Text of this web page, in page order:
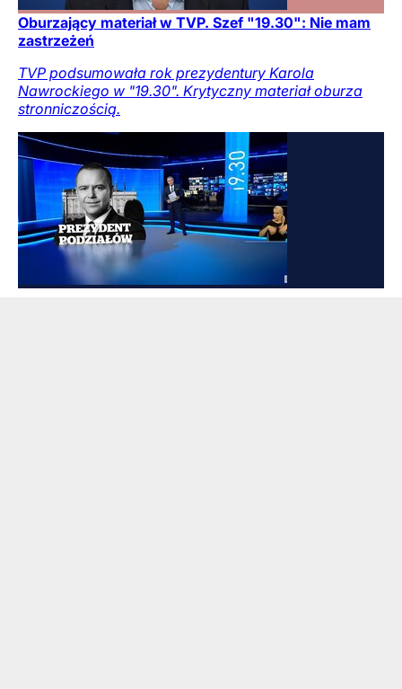
Oburzający materiał w TVP. Szef "19.30": Nie mam
zastrzeżeń
TVP podsumowała rok prezydentury Karola
Nawrockiego w "19.30". Krytyczny materiał oburza
stronniczością.